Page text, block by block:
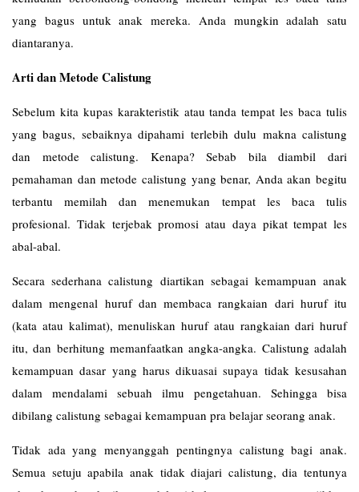
yang bagus untuk anak mereka. Anda mungkin adalah satu
diantaranya.
Arti dan Metode Calistung
Sebelum kita kupas karakteristik atau tanda tempat les baca tulis
yang bagus, sebaiknya dipahami terlebih dulu makna calistung
dan metode calistung. Kenapa? Sebab bila diambil dari
pemahaman dan metode calistung yang benar, Anda akan begitu
terbantu memilah dan menemukan tempat les baca tulis
profesional. Tidak terjebak promosi atau daya pikat tempat les
abal-abal.
Secara sederhana calistung diartikan sebagai kemampuan anak
dalam mengenal huruf dan membaca rangkaian dari huruf itu
(kata atau kalimat), menuliskan huruf atau rangkaian dari huruf
itu, dan berhitung memanfaatkan angka-angka. Calistung adalah
kemampuan dasar yang harus dikuasai supaya tidak kesusahan
dalam mendalami sebuah ilmu pengetahuan. Sehingga bisa
dibilang calistung sebagai kemampuan pra belajar seorang anak.
Tidak ada yang menyanggah pentingnya calistung bagi anak.
Semua setuju apabila anak tidak diajari calistung, dia tentunya